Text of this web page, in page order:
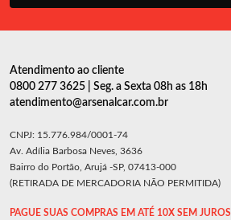
Atendimento ao cliente
0800 277 3625 | Seg. a Sexta 08h as 18h
atendimento@arsenalcar.com.br
CNPJ: 15.776.984/0001-74
Av. Adília Barbosa Neves, 3636
Bairro do Portão, Arujá -SP, 07413-000
(RETIRADA DE MERCADORIA NÃO PERMITIDA)
PAGUE SUAS COMPRAS EM ATÉ 10X SEM JUROS